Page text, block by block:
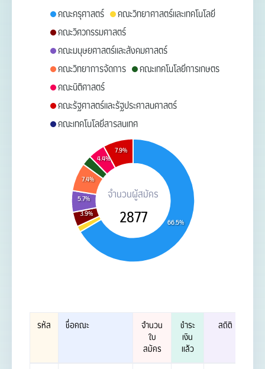
คณะครุศาสตร์
คณะวิทยาศาสตร์และเทคโนโลยี
คณะวิศวกรรมศาสตร์
คณะมนุษยศาสตร์และสังคมศาสตร์
คณะวิทยาการจัดการ
คณะเทคโนโลยีการเกษตร
คณะนิติศาสตร์
คณะรัฐศาสตร์และรัฐประศาสนศาสตร์
คณะเทคโนโลยีสารสนเทศ
จำนวนผู้สมัคร
2877 66.5%
3.9%
5.7%
7.4%
4.4%
7.9%
รหัส ชื่อคณะ จำนวน
ใบ
สมัคร
ชำระ
เงิน
แล้ว
สถิติ